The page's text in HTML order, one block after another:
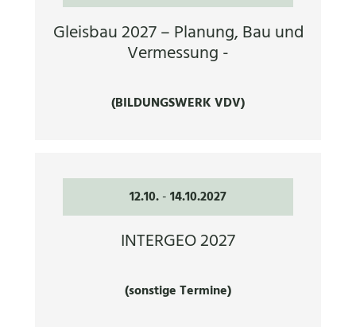
Gleisbau 2027 – Planung, Bau und
Vermessung -
(BILDUNGSWERK VDV)
12.10.-14.10.2027
INTERGEO 2027
(sonstige Termine)